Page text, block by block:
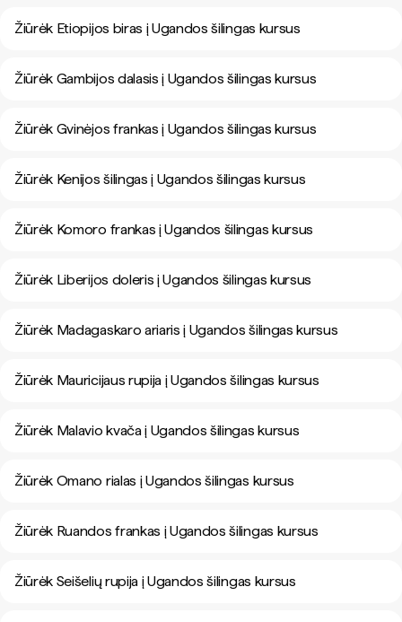
Žiūrėk Etiopijos biras į Ugandos šilingas kursus
Žiūrėk Gambijos dalasis į Ugandos šilingas kursus
Žiūrėk Gvinėjos frankas į Ugandos šilingas kursus
Žiūrėk Kenijos šilingas į Ugandos šilingas kursus
Žiūrėk Komoro frankas į Ugandos šilingas kursus
Žiūrėk Liberijos doleris į Ugandos šilingas kursus
Žiūrėk Madagaskaro ariaris į Ugandos šilingas kursus
Žiūrėk Mauricijaus rupija į Ugandos šilingas kursus
Žiūrėk Malavio kvača į Ugandos šilingas kursus
Žiūrėk Omano rialas į Ugandos šilingas kursus
Žiūrėk Ruandos frankas į Ugandos šilingas kursus
Žiūrėk Seišelių rupija į Ugandos šilingas kursus